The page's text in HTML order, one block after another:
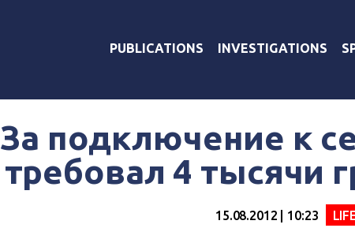
PUBLICATIONS INVESTIGATIONS
За подключение к
требовал 4 тысячи
15.08.2012 | 10:23 LIFE